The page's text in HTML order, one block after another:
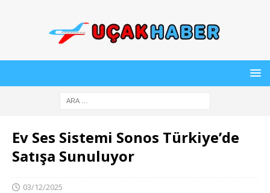
Ev Ses Sistemi Sonos Türkiye’de
Satışa Sunuluyor
03/12/2025